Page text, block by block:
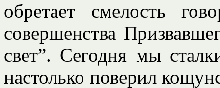
обретает смелость
совершенства
свет”. Сегодня мы
настолько поверил